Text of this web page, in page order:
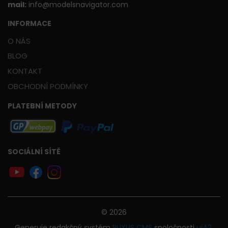
mail: info@modelsnavigator.com
INFORMACE
O NÁS
BLOG
KONTAKT
OBCHODNÍ PODMÍNKY
PLATEBNÍ METODY
SOCIÁLNÍ SÍTĚ
© 2026